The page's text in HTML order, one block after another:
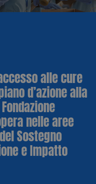
alle cure
d’azione alla
nelle aree
Sostegno
e Impatto